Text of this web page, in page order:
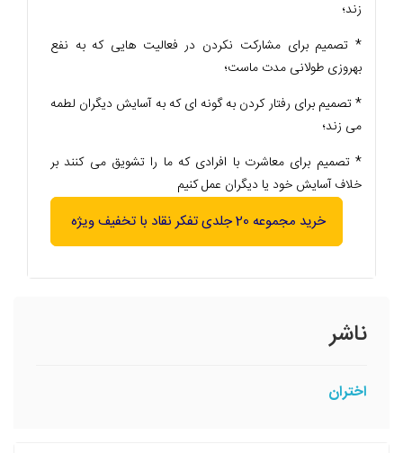
زند؛
* تصمیم برای مشارکت نکردن در فعالیت هایی که به نفع
بهروزی طولانی مدت ماست؛
* تصمیم برای رفتار کردن به گونه ای که به آسایش دیگران لطمه
می زند؛
* تصمیم برای معاشرت با افرادی که ما را تشویق می کنند بر
خلاف آسایش خود یا دیگران عمل کنیم
خرید مجموعه 20 جلدی تفکر نقاد با تخفیف ویژه
ناشر
اختران